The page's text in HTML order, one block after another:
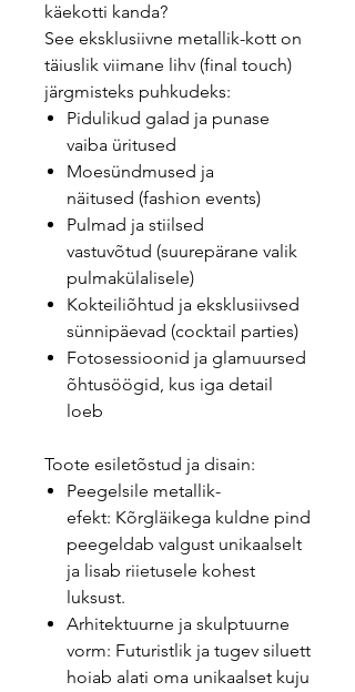
käekotti kanda?
See eksklusiivne metallik-kott on
täiuslik viimane lihv (final touch)
järgmisteks puhkudeks:
Pidulikud galad ja punase
vaiba üritused
Moesündmused ja
näitused (fashion events)
Pulmad ja stiilsed
vastuvõtud (suurepärane valik
pulmakülalisele)
Kokteiliõhtud ja eksklusiivsed
sünnipäevad (cocktail parties)
Fotosessioonid ja glamuursed
õhtusöögid, kus iga detail
loeb
Toote esiletõstud ja disain:
Peegelsile metallik-
efekt: Kõrgläikega kuldne pind
peegeldab valgust unikaalselt
ja lisab riietusele kohest
luksust.
Arhitektuurne ja skulptuurne
vorm: Futuristlik ja tugev siluett
hoiab alati oma unikaalset kuju